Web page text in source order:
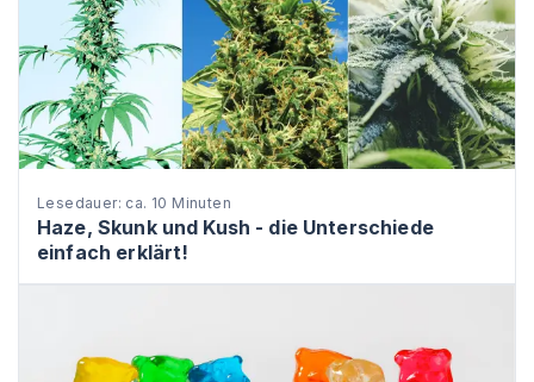
Lesedauer: ca. 10 Minuten
Haze, Skunk und Kush - die Unterschiede
einfach erklärt!